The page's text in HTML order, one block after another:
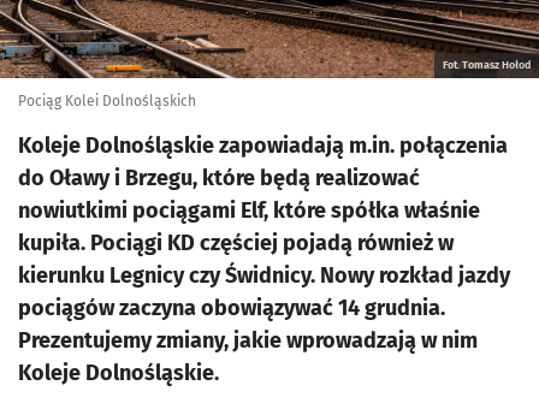
Fot. Tomasz Hołod
Pociąg Kolei Dolnośląskich
Koleje Dolnośląskie zapowiadają m.in. połączenia
do Oławy i Brzegu, które będą realizować
nowiutkimi pociągami Elf, które spółka właśnie
kupiła. Pociągi KD częściej pojadą również w
kierunku Legnicy czy Świdnicy. Nowy rozkład jazdy
pociągów zaczyna obowiązywać 14 grudnia.
Prezentujemy zmiany, jakie wprowadzają w nim
Koleje Dolnośląskie.